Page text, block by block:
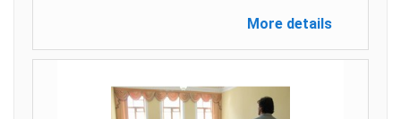
More details